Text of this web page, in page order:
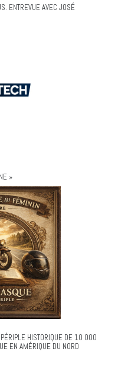
ENTREVUE AVEC JOSÉ
»
HISTORIQUE DE 10 000
EN AMÉRIQUE DU NORD